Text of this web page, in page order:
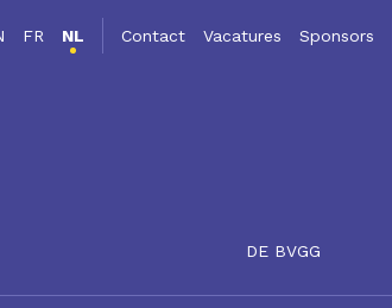
FR NL Contact Vacatures Sponsors
DE BVGG